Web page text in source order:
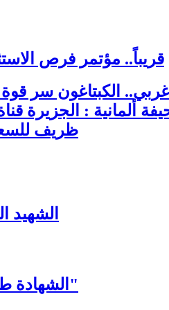
قريباً.. مؤتمر فرص
الكبتاغون سر قوة
ألمانية : الجزيرة
ظريف
الشهيد
"الشهادة طريقنا، والنصر حليفنا"